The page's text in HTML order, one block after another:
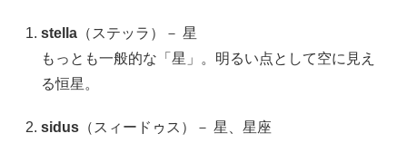
stella （ステッラ）－ 星
もっとも一般的な「星」。明るい点として空に見え
る恒星。
sidus （スィードゥス）－ 星、星座